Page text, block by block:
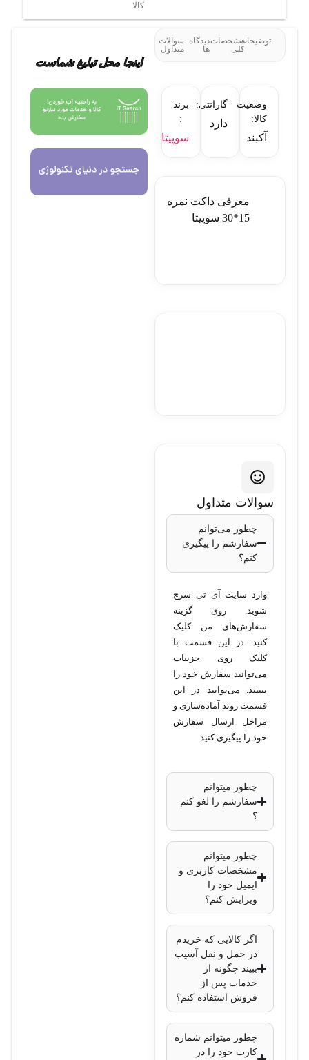
کالا
توضیحاتمشخصات
کلی
دیدگاه
ها
سوالات
متداول
وضعیت
کالا:
آکبند
گارانتی:
دارد
برند
:
سوپیتا
معرفی داکت نمره
15*30 سوپيتا
سوالات متداول
چطور می‌توانم
سفارشم را پیگیری
کنم؟
وارد سایت آی تی سرچ
شوید. روی گزینه
سفارش‌های من کلیک
کنید. در این قسمت با
کلیک روی جزییات
می‌توانید سفارش خود را
ببینید. می‌توانید در این
قسمت روند آماده‌سازی و
مراحل ارسال سفارش
خود را پیگیری کنید.
چطور میتوانم
سفارشم را لغو کنم
؟
چطور میتوانم
مشخصات کاربری و
ایمیل خود را
ویرایش کنم؟
اگر کالایی که خریدم
در حمل و نقل آسیب
ببیند چگونه از
خدمات پس از
فروش استفاده کنم؟
چطور میتوانم شماره
کارت خود را در
اینجا محل تبلیغ شماست